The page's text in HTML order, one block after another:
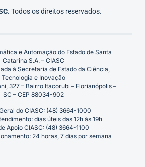
Todos os direitos reservados.
e Automação do Estado de Santa
Catarina S.A. – CIASC
à Secretaria de Estado da Ciência,
Tecnologia e Inovação
327 – Bairro Itacorubi – Florianópolis –
SC – CEP 88034-902
do CIASC: (48) 3664-1000
dias úteis das 12h às 19h
Apoio CIASC: (48) 3664-1100
24 horas, 7 dias por semana